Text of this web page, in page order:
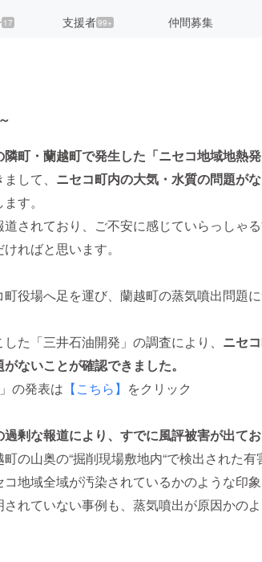
17 支援者99+ 仲間募集
隣町・蘭越町で発生した「ニセコ地域地熱
して、 ニセコ町内の大気・水質の問題が
す。
されており、ご不安に感じていらっしゃ
ればと思います。
役場へ足を運び、蘭越町の蒸気噴出問題
た「三井石油開発」の調査により、 ニセ
ないことが確認できました。
の発表は 【こちら】 をクリック
剰な報道により、すでに風評被害が出てお
の山奥の“掘削現場敷地内“で検出された
地域全域が汚染されているかのような印
れていない事例も、蒸気噴出が原因かの